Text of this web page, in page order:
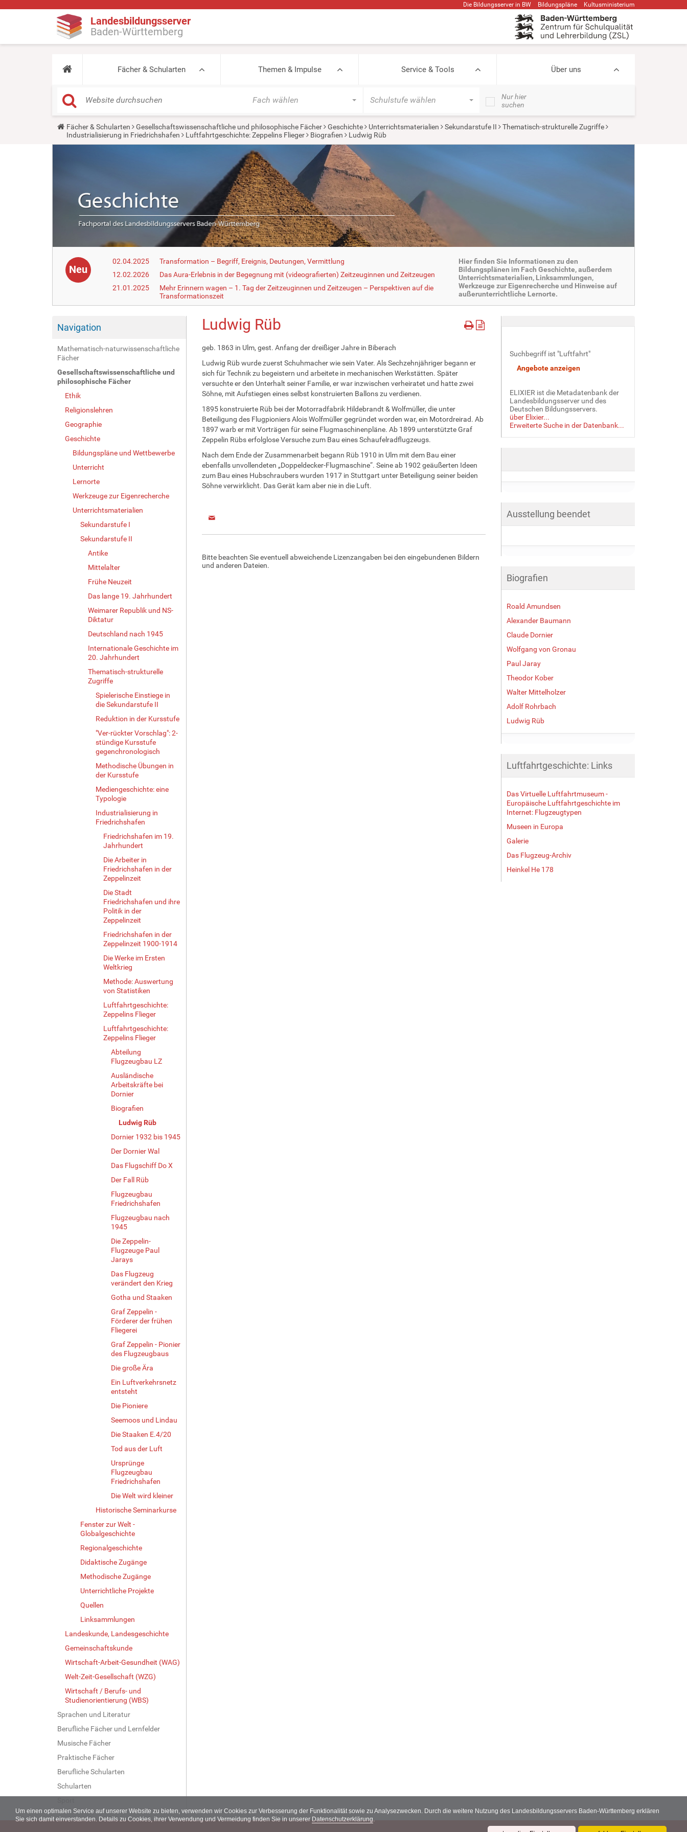
Um einen optimalen Service auf unserer Website zu bieten, verwenden wir Cookies zur Verbesserung der Funktionalität sowie zu Analysezwecken. Durch die weitere Nutzung des Landesbildungsservers Baden-Württemberg erklären
Sie sich damit einverstanden. Details zu Cookies, ihrer Verwendung und Vermeidung finden Sie in unserer Datenschutzerklärung.
Die Bildungsserver in BW Bildungspläne Kultusministerium
Landesbildungsserver
Baden-Württemberg
Fächer & Schularten Themen & Impulse Service & Tools Über uns
Fach wählen Schulstufe wählen
Nur hier
suchen
Y
u
Fächer & Schularten Gesellschaftswissenschaftliche und philosophische Fächer Geschichte Unterrichtsmaterialien Sekundarstufe II
Thematisch-strukturelle Zugriffe
Industrialisierung in Friedrichshafen
Luftfahrtgeschichte: Zeppelins Flieger Biografien Ludwig Rüb
Neu
02.04.2025
Transformation – Begriff, Ereignis, Deutungen, Vermittlung
12.02.2026
Das Aura-Erlebnis in der Begegnung mit (videografierten) Zeitzeuginnen und Zeitzeugen
21.01.2025
Mehr Erinnern wagen – 1. Tag der Zeitzeuginnen und Zeitzeugen – Perspektiven auf die
Transformationszeit
Hier finden Sie Informationen zu den
Bildungsplänen im Fach Geschichte, außerdem
Unterrichtsmaterialien, Linksammlungen,
Werkzeuge zur Eigenrecherche und Hinweise auf
außerunterrichtliche Lernorte.
Navigation
Mathematisch-naturwissenschaftliche
Fächer
Gesellschaftswissenschaftliche und
philosophische Fächer
Ethik
Religionslehren
Geographie
Geschichte
Bildungspläne und Wettbewerbe
Unterricht
Lernorte
Werkzeuge zur Eigenrecherche
Unterrichtsmaterialien
Sekundarstufe I
Sekundarstufe II
Antike
Mittelalter
Frühe Neuzeit
Das lange 19. Jahrhundert
Weimarer Republik und NS-
Diktatur
Deutschland nach 1945
Internationale Geschichte im
20. Jahrhundert
Thematisch-strukturelle
Zugriffe
Spielerische Einstiege in
die Sekundarstufe II
Reduktion in der Kursstufe
"Ver-rückter Vorschlag": 2-
stündige Kursstufe
gegenchronologisch
Methodische Übungen in
der Kursstufe
Mediengeschichte: eine
Typologie
Industrialisierung in
Friedrichshafen
Friedrichshafen im 19.
Jahrhundert
Die Arbeiter in
Friedrichshafen in der
Zeppelinzeit
Die Stadt
Friedrichshafen und ihre
Politik in der
Zeppelinzeit
Friedrichshafen in der
Zeppelinzeit 1900-1914
Die Werke im Ersten
Weltkrieg
Methode: Auswertung
von Statistiken
Luftfahrtgeschichte:
Zeppelins Flieger
Luftfahrtgeschichte:
Zeppelins Flieger
Abteilung
Flugzeugbau LZ
Ausländische
Arbeitskräfte bei
Dornier
Biografien
Ludwig Rüb
Dornier 1932 bis 1945
Der Dornier Wal
Das Flugschiff Do X
Der Fall Rüb
Flugzeugbau
Friedrichshafen
Flugzeugbau nach
1945
Die Zeppelin-
Flugzeuge Paul
Jarays
Das Flugzeug
verändert den Krieg
Gotha und Staaken
Graf Zeppelin -
Förderer der frühen
Fliegerei
Graf Zeppelin - Pionier
des Flugzeugbaus
Die große Ära
Ein Luftverkehrsnetz
entsteht
Die Pioniere
Seemoos und Lindau
Die Staaken E.4/20
Tod aus der Luft
Ursprünge
Flugzeugbau
Friedrichshafen
Die Welt wird kleiner
Historische Seminarkurse
Fenster zur Welt -
Globalgeschichte
Regionalgeschichte
Didaktische Zugänge
Methodische Zugänge
Unterrichtliche Projekte
Quellen
Linksammlungen
Landeskunde, Landesgeschichte
Gemeinschaftskunde
Wirtschaft-Arbeit-Gesundheit (WAG)
Welt-Zeit-Gesellschaft (WZG)
Wirtschaft / Berufs- und
Studienorientierung (WBS)
Sprachen und Literatur
Berufliche Fächer und Lernfelder
Musische Fächer
Praktische Fächer
Berufliche Schularten
Schularten
Ludwig Rüb
geb. 1863 in Ulm, gest. Anfang der dreißiger Jahre in Biberach
Ludwig Rüb wurde zuerst Schuhmacher wie sein Vater. Als Sechzehnjähriger begann er
sich für Technik zu begeistern und arbeitete in mechanischen Werkstätten. Später
versuchte er den Unterhalt seiner Familie, er war inzwischen verheiratet und hatte zwei
Söhne, mit Aufstiegen eines selbst konstruierten Ballons zu verdienen.
1895 konstruierte Rüb bei der Motorradfabrik Hildebrandt & Wolfmüller, die unter
Beteiligung des Flugpioniers Alois Wolfmüller gegründet worden war, ein Motordreirad. Ab
1897 warb er mit Vorträgen für seine Flugmaschinenpläne. Ab 1899 unterstützte Graf
Zeppelin Rübs erfolglose Versuche zum Bau eines Schaufelradflugzeugs.
Nach dem Ende der Zusammenarbeit begann Rüb 1910 in Ulm mit dem Bau einer
ebenfalls unvollendeten „Doppeldecker-Flugmaschine“. Seine ab 1902 geäußerten Ideen
zum Bau eines Hubschraubers wurden 1917 in Stuttgart unter Beteiligung seiner beiden
Söhne verwirklicht. Das Gerät kam aber nie in die Luft.
Bitte beachten Sie eventuell abweichende Lizenzangaben bei den eingebundenen Bildern
und anderen Dateien.
Suchbegriff ist "Luftfahrt"
ELIXIER ist die Metadatenbank der
Landesbildungsserver und des
Deutschen Bildungsservers.
über Elixier...
Erweiterte Suche in der Datenbank...
Ausstellung beendet
Biografien
Roald Amundsen
Alexander Baumann
Claude Dornier
Wolfgang von Gronau
Paul Jaray
Theodor Kober
Walter Mittelholzer
Adolf Rohrbach
Ludwig Rüb
Luftfahrtgeschichte: Links
Das Virtuelle Luftfahrtmuseum -
Europäische Luftfahrtgeschichte im
Internet: Flugzeugtypen
Museen in Europa
Galerie
Das Flugzeug-Archiv
Heinkel He 178